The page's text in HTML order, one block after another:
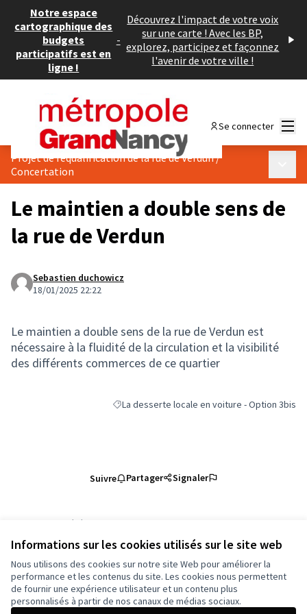
Informations sur les cookies utilisés sur le site web
Nous utilisons des cookies sur notre site Web pour améliorer la
performance et les contenus du site. Les cookies nous permettent
de fournir une expérience utilisateur et un contenu plus
personnalisés à partir de nos canaux de médias sociaux.
Notre espace
cartographique des
budgets
participatifs est en
ligne !
-
Découvrez l'impact de votre voix
sur une carte ! Avec les BP,
explorez, participez et façonnez
l'avenir de votre ville !
Se connecter
Projet de requalification de la rue de Verdun/
Concertation
Le maintien a double sens de
la rue de Verdun
Sebastien duchowicz
18/01/2025 22:22
Le maintien a double sens de la rue de Verdun est
nécessaire à la fluidité de la circulation et la visibilité
des différents commerces de ce quartier
Filtrer les résultats de la catégorie : La
La desserte locale en voiture - Option 3bis
Suivre Partager Signaler
Référence : grandnancy-PROP-2025-01-5508
voir les autres versions
Vérifiez l'empreinte numérique
Conditions d'utilisation
Paramètres des cookies